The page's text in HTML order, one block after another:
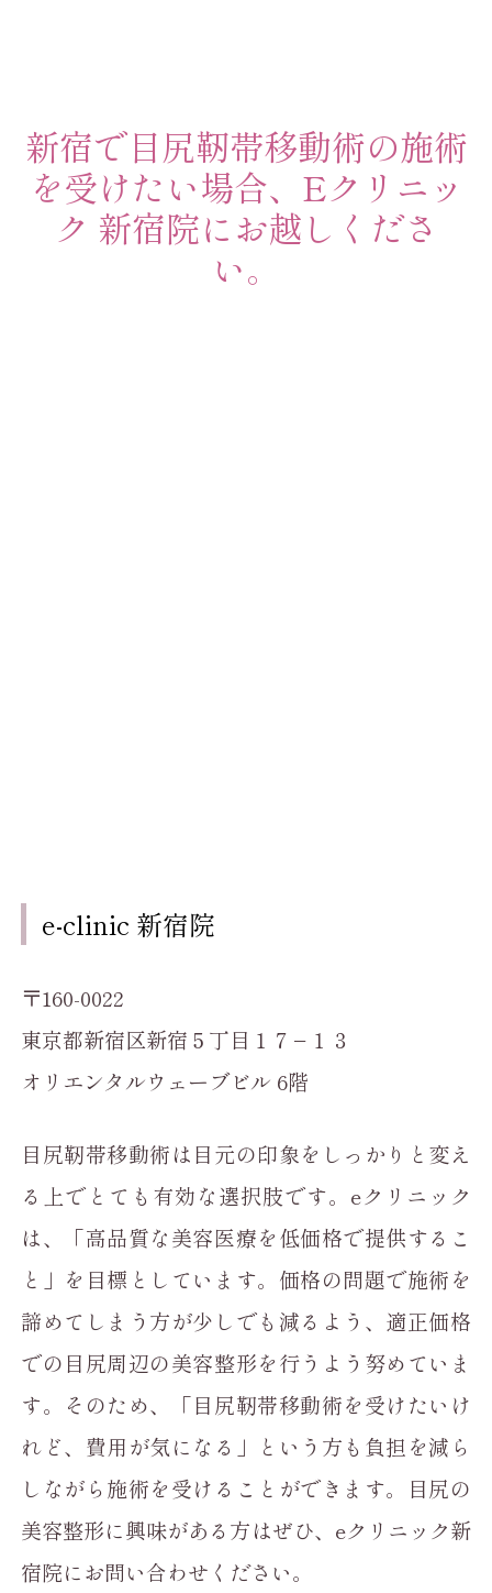
新宿で目尻靭帯移動術の施術
を受けたい場合、Eクリニッ
ク 新宿院にお越しくださ
い。
e-clinic 新宿院
〒160-0022
東京都新宿区新宿５丁目１７−１３
オリエンタルウェーブビル 6階
目尻靭帯移動術は目元の印象をしっかりと変え
る上でとても有効な選択肢です。eクリニック
は、「高品質な美容医療を低価格で提供するこ
と」を目標としています。価格の問題で施術を
諦めてしまう方が少しでも減るよう、適正価格
での目尻周辺の美容整形を行うよう努めていま
す。そのため、「目尻靭帯移動術を受けたいけ
れど、費用が気になる」という方も負担を減ら
しながら施術を受けることができます。目尻の
美容整形に興味がある方はぜひ、eクリニック新
宿院にお問い合わせください。